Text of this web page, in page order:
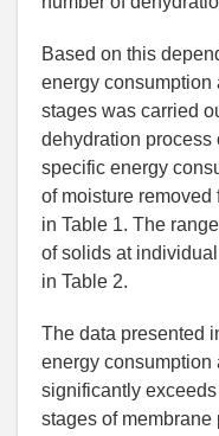
Based on this
energy consumption
stages was carried
dehydration process
specific energy
of moisture removed
in Table 1. The
of solids at
in Table 2.
The data presented
energy consumption
significantly
stages of